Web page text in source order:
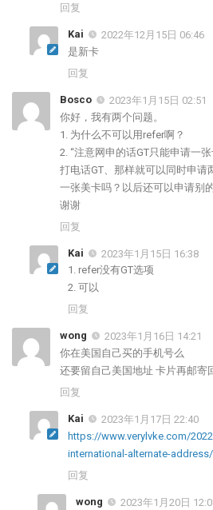
回复
Kai
2022年12月15日 06:46
是新卡
回复
Bosco
2023年1月15日 02:51
你好，我有两个问题。
1. 为什么不可以用refer啊？
2. “注意网申的话GT只能申请一
打电话GT、那样就可以同时申请
一张美卡吗？以后还可以申请别
谢谢
回复
Kai
2023年1月15日 16:38
1. refer没有GT选项
2. 可以
回复
wong
2023年1月16日 14:21
你在美国自己买的手机号么
还要留自己美国地址 卡片再邮寄
回复
Kai
2023年1月17日 22:40
https://www.verylvke.com/
international-alternate-address/
回复
wong
2023年1月20日